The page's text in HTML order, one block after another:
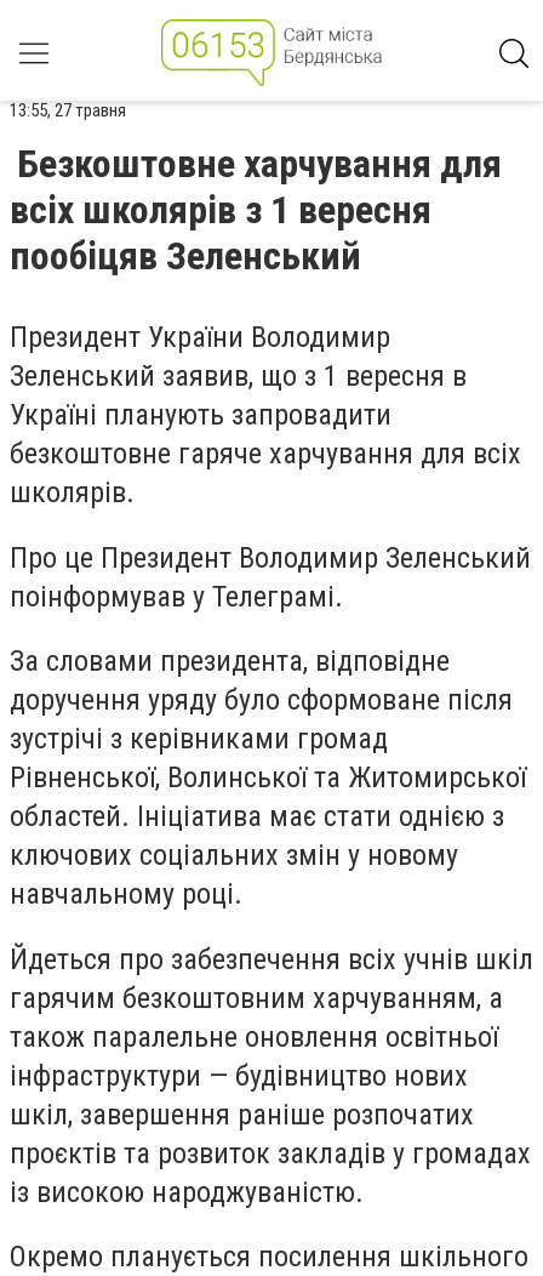
13:55, 27 травня
Безкоштовне харчування для
всіх школярів з 1 вересня
пообіцяв Зеленський
Президент України Володимир
Зеленський заявив, що з 1 вересня в
Україні планують запровадити
безкоштовне гаряче харчування для всіх
школярів.
Про це Президент Володимир Зеленський
поінформував у Телеграмі.
За словами президента, відповідне
доручення уряду було сформоване після
зустрічі з керівниками громад
Рівненської, Волинської та Житомирської
областей. Ініціатива має стати однією з
ключових соціальних змін у новому
навчальному році.
Йдеться про забезпечення всіх учнів шкіл
гарячим безкоштовним харчуванням, а
також паралельне оновлення освітньої
інфраструктури — будівництво нових
шкіл, завершення раніше розпочатих
проєктів та розвиток закладів у громадах
із високою народжуваністю.
Окремо планується посилення шкільного